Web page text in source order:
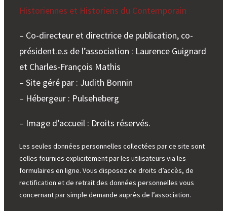
Historiennes et Historiens du Contemporain
– Co-directeur et directrice de publication, co-
président.e.s de l’association : Laurence Guignard
et Charles-François Mathis
– Site géré par : Judith Bonnin
– Hébergeur : Pulseheberg
– Image d’accueil : Droits réservés.
Les seules données personnelles collectées par ce site sont
celles fournies explicitement par les utilisateurs via les
formulaires en ligne. Vous disposez de droits d’accès, de
rectification et de retrait des données personnelles vous
concernant par simple demande auprès de l’association.